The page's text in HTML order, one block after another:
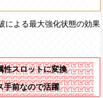
による最大強化状態の効果
性スロットに変換
手前なので活躍